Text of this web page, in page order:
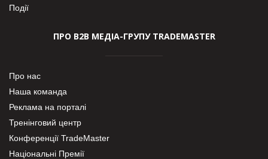
Події
ПРО В2В МЕДІА-ГРУПУ TRADEMASTER
Про нас
Наша команда
Реклама на порталі
Тренінговий центр
Конференції TradeMaster
Національні Премії